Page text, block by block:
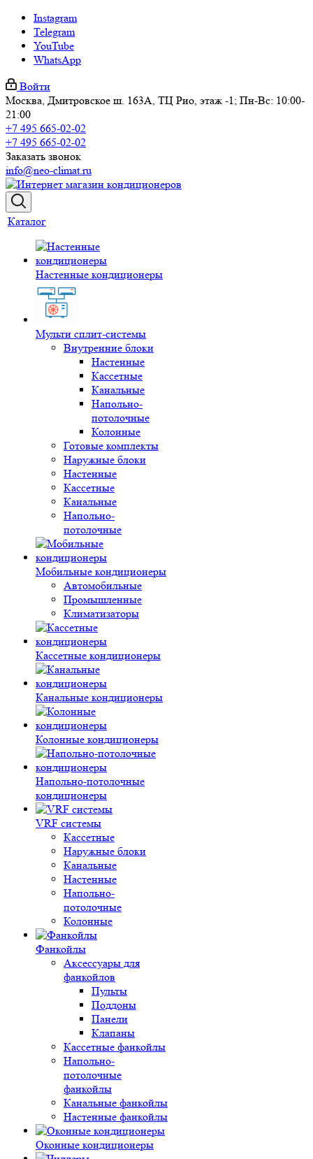
Instagram
Telegram
YouTube
WhatsApp
Войти
Москва, Дмитровское ш. 163А, ТЦ Рио, этаж -1; Пн-Вс: 10:00-
21:00
+7 495 665-02-02
+7 495 665-02-02
Заказать звонок
info@neo-climat.ru
Каталог
Настенные кондиционеры
Мульти сплит-системы
Внутренние блоки
Настенные
Кассетные
Канальные
Напольно-
потолочные
Колонные
Готовые комплекты
Наружные блоки
Настенные
Кассетные
Канальные
Напольно-
потолочные
Мобильные кондиционеры
Автомобильные
Промышленные
Климатизаторы
Кассетные кондиционеры
Канальные кондиционеры
Колонные кондиционеры
Напольно-потолочные
кондиционеры
VRF системы
Кассетные
Наружные блоки
Канальные
Настенные
Напольно-
потолочные
Колонные
Фанкойлы
Аксессуары для
фанкойлов
Пульты
Поддоны
Панели
Клапаны
Кассетные фанкойлы
Напольно-
потолочные
фанкойлы
Канальные фанкойлы
Настенные фанкойлы
Оконные кондиционеры